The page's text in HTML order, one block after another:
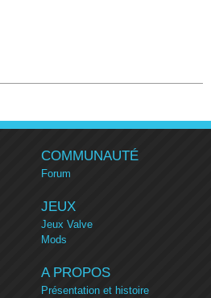
COMMUNAUTÉ
Forum
JEUX
Jeux Valve
Mods
A PROPOS
Présentation et histoire